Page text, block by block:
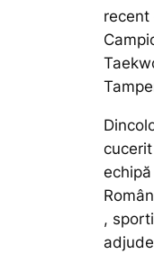
recent
,